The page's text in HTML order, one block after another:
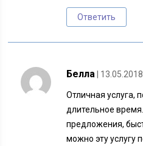
Ответить
Белла |
Отличная услуга,
длительное
предложения,
можно эту услугу